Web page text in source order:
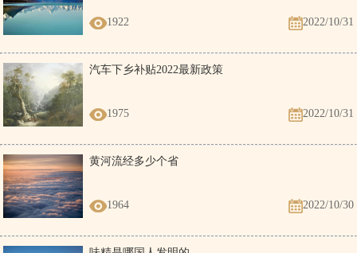
1922 2022/10/31
汽车下乡补贴2022最新政策
1975 2022/10/31
黄河流经多少个省
1964 2022/10/30